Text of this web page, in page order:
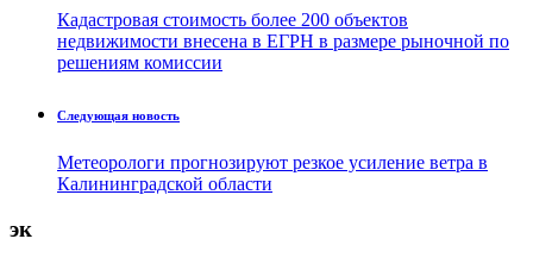
Кадастровая стоимость более 200 объектов
недвижимости внесена в ЕГРН в размере рыночной по
решениям комиссии
Следующая новость
Метеорологи прогнозируют резкое усиление ветра в
Калининградской области
эк